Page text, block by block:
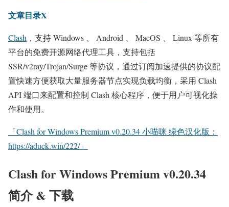
文章目录X
Clash ，支持 Windows 、 Android 、 MacOS 、 Linux 等所有
平台的免费开源网络代理工具，支持包括
SSR/v2ray/Trojan/Surge 等协议，通过订阅加速提供的协议配
置快速方便获取大量服务器节点实现负载均衡，采用 Clash
API 端口来配置和控制 Clash 核心程序，便于用户可视化操
作和使用。
「Clash for Windows Premium v0.20.34 小喵咪 绿色汉化版：
https://aduck.win/222/」
Clash for Windows Premium v0.20.34
简介 & 下载